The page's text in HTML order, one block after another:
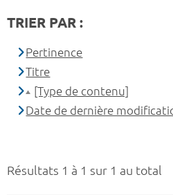
Résultats 1 à 1 sur 1 au total
TRIER PAR :
Pertinence
Titre
[Type de contenu]
Date de dernière